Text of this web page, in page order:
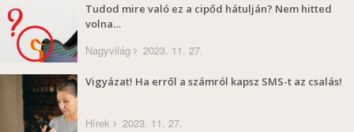
Tudod mire való ez a cipőd hátulján? Nem hitted
volna…
Nagyvilág 2023. 11. 27.
Vigyázat! Ha erről a számról kapsz SMS-t az csalás!
Hírek 2023. 11. 27.